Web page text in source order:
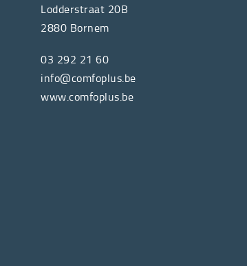
Lodderstraat 20B
2880 Bornem
03 292 21 60
info@comfoplus.be
www.comfoplus.be